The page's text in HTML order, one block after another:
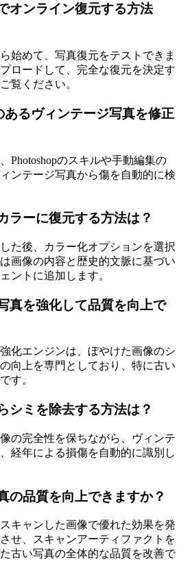
オンライン復元する方法
始めて、写真復元をテストできま
ロードして、完全な復元を決定す
覧ください。
あるヴィンテージ写真を修正
Photoshopのスキルや手動編集の
ンテージ写真から傷を自動的に検
ラーに復元する方法は？
た後、カラー化オプションを選択
画像の内容と歴史的文脈に基づい
ントに追加します。
真を強化して品質を向上で
化エンジンは、ぼやけた画像のシ
向上を専門としており、特に古い
す。
シミを除去する方法は？
の完全性を保ちながら、ヴィンテ
経年による損傷を自動的に識別し
の品質を向上できますか？
キャンした画像で優れた効果を発
せ、スキャンアーティファクトを
古い写真の全体的な品質を改善で